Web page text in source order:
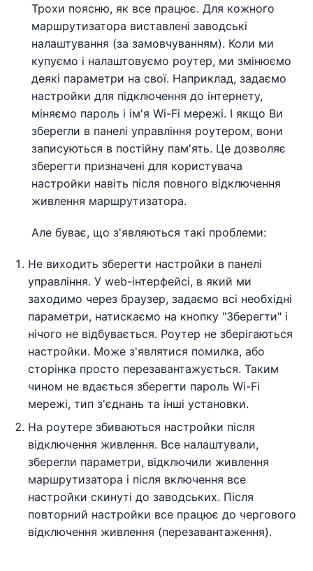
Трохи поясню, як все працює. Для кожного
маршрутизатора виставлені заводські
налаштування (за замовчуванням). Коли ми
купуємо і налаштовуємо роутер, ми змінюємо
деякі параметри на свої. Наприклад, задаємо
настройки для підключення до інтернету,
міняємо пароль і ім'я Wi-Fi мережі. І якщо Ви
зберегли в панелі управління роутером, вони
записуються в постійну пам'ять. Це дозволяє
зберегти призначені для користувача
настройки навіть після повного відключення
живлення маршрутизатора.
Але буває, що з'являються такі проблеми:
Не виходить зберегти настройки в панелі
управління. У web-інтерфейсі, в який ми
заходимо через браузер, задаємо всі необхідні
параметри, натискаємо на кнопку "Зберегти" і
нічого не відбувається. Роутер не зберігаються
настройки. Може з'являтися помилка, або
сторінка просто перезавантажується. Таким
чином не вдається зберегти пароль Wi-Fi
мережі, тип з'єднань та інші установки.
На роутере збиваються настройки після
відключення живлення. Все налаштували,
зберегли параметри, відключили живлення
маршрутизатора і після включення все
настройки скинуті до заводських. Після
повторний настройки все працює до чергового
відключення живлення (перезавантаження).